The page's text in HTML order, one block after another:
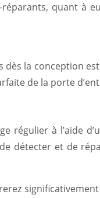
quant à
la conception
de la porte
à l’aide
détecter et de